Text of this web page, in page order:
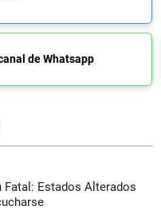
de Whatsapp
Fatal: Estados Alterados